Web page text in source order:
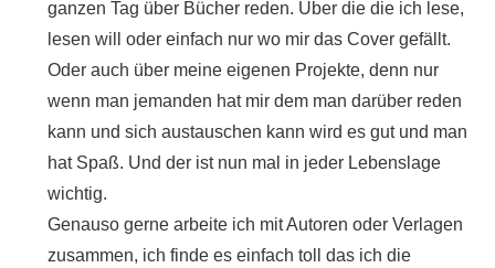
ganzen Tag über Bücher reden. Über die die ich lese,
lesen will oder einfach nur wo mir das Cover gefällt.
Oder auch über meine eigenen Projekte, denn nur
wenn man jemanden hat mir dem man darüber reden
kann und sich austauschen kann wird es gut und man
hat Spaß. Und der ist nun mal in jeder Lebenslage
wichtig.
Genauso gerne arbeite ich mit Autoren oder Verlagen
zusammen, ich finde es einfach toll das ich die